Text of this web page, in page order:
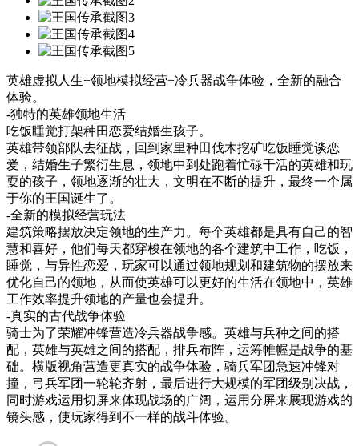
英雄虚拟人生+领地模拟经营+冷兵器战争体验，全新的融合
体验。
-独特的英雄领地生活
吃饭睡觉打架种田恋爱结婚生孩子。
英雄带领部队去征战，回到家里种田伐木挖矿吃饭睡觉谈恋
爱，结婚生子繁衍生息，领地中到处跑着忙碌干活的英雄和玩
耍的孩子，领地逐渐的壮大，文明在不断的提升，最终一个属
于你的王国诞生了。
-全新的模拟经营玩法
建筑策略摆放决定领地的生产力。每个英雄都是具有自己的智
慧和喜好，他们每天都穿梭在领地的各个建筑中工作，吃饭，
睡觉，与异性恋爱，玩家可以通过领地规划和建筑物的摆放来
优化自己的领地，从而使英雄可以更好的生活在领地中，英雄
工作效率提升领地的产量也会提升。
-真实的古代战争体验
骑士为了荣耀冲锋营造冷兵器战争感。英雄与兵种之间的搭
配，英雄与英雄之间的搭配，排兵布阵，运筹帷幄是战争的基
础。横版视角营造更真实的战争体验，骑兵军团急速冲锋对
撞，弓兵军团一轮轮齐射，最后进行大规模的军团级别决战，
同时游戏运用切屏来体现战场的广阔，运用分屏来展现游戏的
镜头感，使玩家得到不一样的战斗体验。